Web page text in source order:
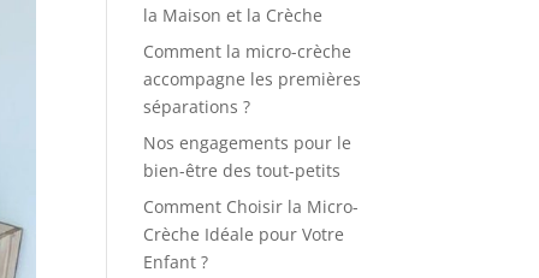
la Maison et la Crèche
Comment la micro-crèche
accompagne les premières
séparations ?
Nos engagements pour le
bien-être des tout-petits
Comment Choisir la Micro-
Crèche Idéale pour Votre
Enfant ?